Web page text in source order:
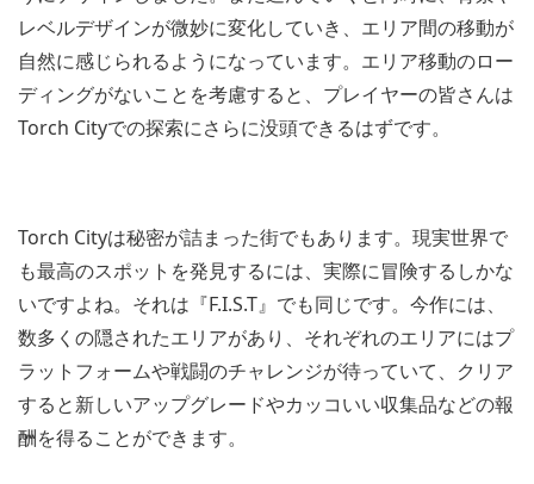
レベルデザインが微妙に変化していき、エリア間の移動が
自然に感じられるようになっています。エリア移動のロー
ディングがないことを考慮すると、プレイヤーの皆さんは
Torch Cityでの探索にさらに没頭できるはずです。
Torch Cityは秘密が詰まった街でもあります。現実世界で
も最高のスポットを発見するには、実際に冒険するしかな
いですよね。それは『F.I.S.T』でも同じです。今作には、
数多くの隠されたエリアがあり、それぞれのエリアにはプ
ラットフォームや戦闘のチャレンジが待っていて、クリア
すると新しいアップグレードやカッコいい収集品などの報
酬を得ることができます。